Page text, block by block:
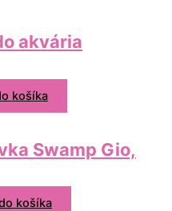
akvária
košíka
Swamp Gio,
košíka